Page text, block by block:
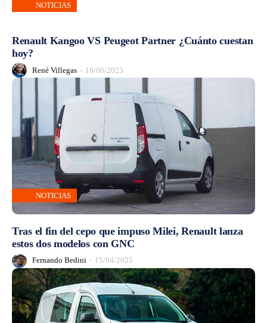
NOTICIAS
Renault Kangoo VS Peugeot Partner ¿Cuánto cuestan
hoy?
René Villegas - 16/06/2025
NOTICIAS
Tras el fin del cepo que impuso Milei, Renault lanza
estos dos modelos con GNC
Fernando Bedini - 15/04/2025